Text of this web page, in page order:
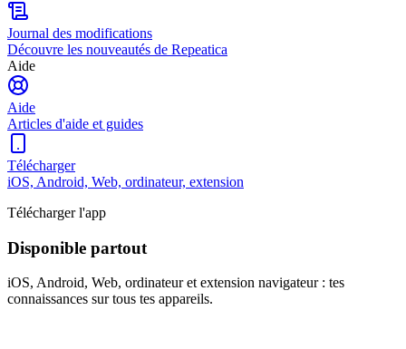
Journal des modifications
Découvre les nouveautés de Repeatica
Aide
Aide
Articles d'aide et guides
Télécharger
iOS, Android, Web, ordinateur, extension
Télécharger l'app
Disponible partout
iOS, Android, Web, ordinateur et extension navigateur : tes
connaissances sur tous tes appareils.